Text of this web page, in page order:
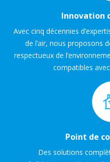
Innovation
Avec cinq décennies
de l’air, nous proposons
respectueux de
compatibles
Point de
Des solutions